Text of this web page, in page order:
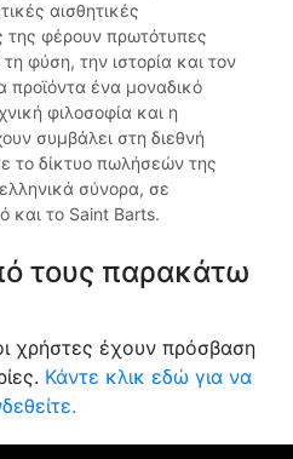
αισθητικές
της φέρουν πρωτότυπες
φύση, την ιστορία και τον
προϊόντα ένα μοναδικό
φιλοσοφία και η
συμβάλει στη διεθνή
το δίκτυο πωλήσεών της
σύνορα, σε
και το Saint Barts.
τους παρακάτω
χρήστες έχουν πρόσβαση
Κάντε κλικ εδώ για να